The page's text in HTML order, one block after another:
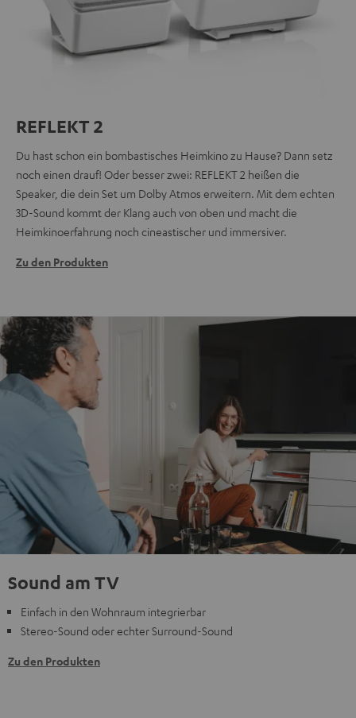
REFLEKT 2
Du hast schon ein bombastisches Heimkino zu Hause? Dann setz
noch einen drauf! Oder besser zwei: REFLEKT 2 heißen die
Speaker, die dein Set um Dolby Atmos erweitern. Mit dem echten
3D-Sound kommt der Klang auch von oben und macht die
Heimkinoerfahrung noch cineastischer und immersiver.
Zu den Produkten
Sound am TV
Einfach in den Wohnraum integrierbar
Stereo-Sound oder echter Surround-Sound
Zu den Produkten